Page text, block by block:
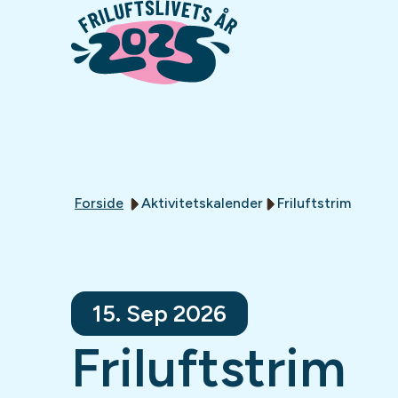
Forside Aktivitetskalender Friluftstrim
15. Sep 2026
Friluftstrim